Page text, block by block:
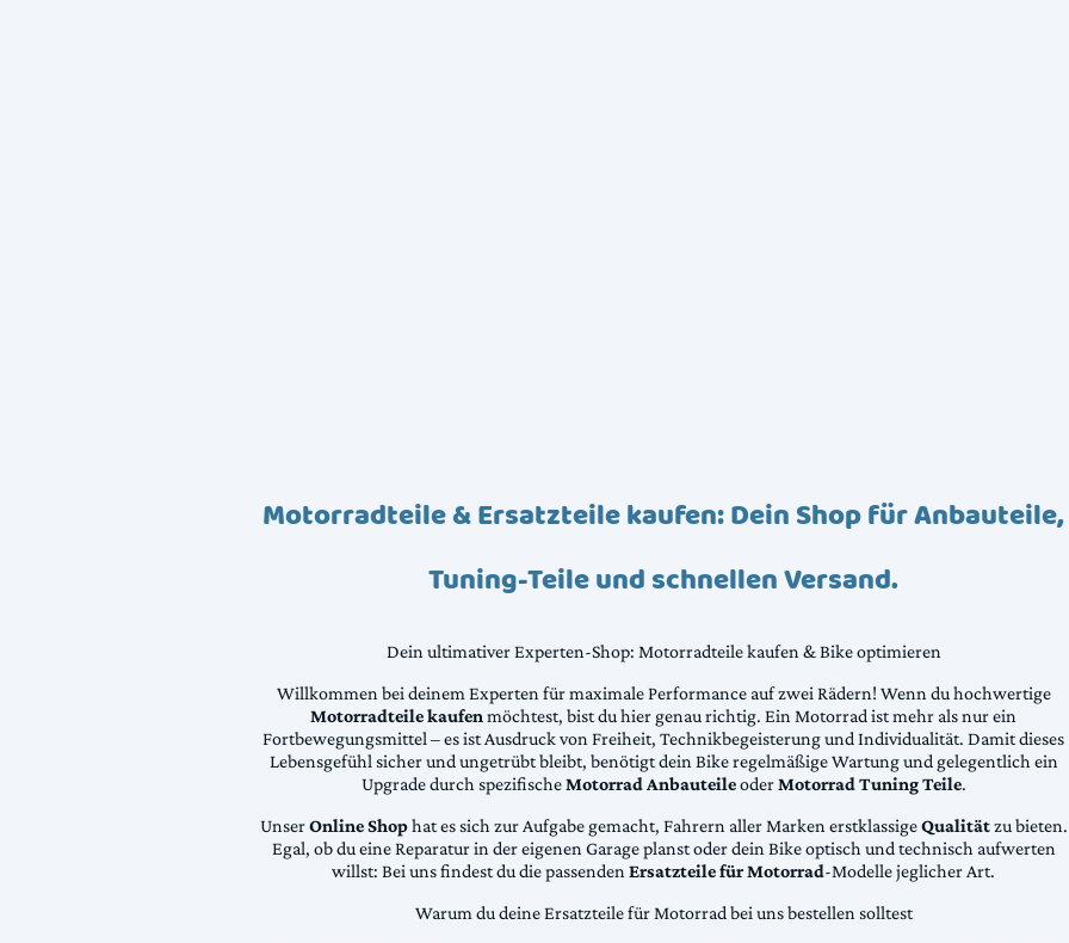
Motorradteile & Ersatzteile kaufen: Dein Shop für Anbauteile,
Tuning-Teile und schnellen Versand.
Dein ultimativer Experten-Shop: Motorradteile kaufen & Bike optimieren
Willkommen bei deinem Experten für maximale Performance auf zwei Rädern! Wenn du hochwertige
Motorradteile kaufenmöchtest, bist du hier genau richtig. Ein Motorrad ist mehr als nur ein
Fortbewegungsmittel – es ist Ausdruck von Freiheit, Technikbegeisterung und Individualität. Damit dieses
Lebensgefühl sicher und ungetrübt bleibt, benötigt dein Bike regelmäßige Wartung und gelegentlich ein
Upgrade durch spezifischeMotorrad AnbauteileoderMotorrad Tuning Teile.
UnserOnline Shophat es sich zur Aufgabe gemacht, Fahrern aller Marken erstklassigeQualitätzu bieten.
Egal, ob du eine Reparatur in der eigenen Garage planst oder dein Bike optisch und technisch aufwerten
willst: Bei uns findest du die passendenErsatzteile für Motorrad-Modelle jeglicher Art.
Warum du deine Ersatzteile für Motorrad bei uns bestellen solltest